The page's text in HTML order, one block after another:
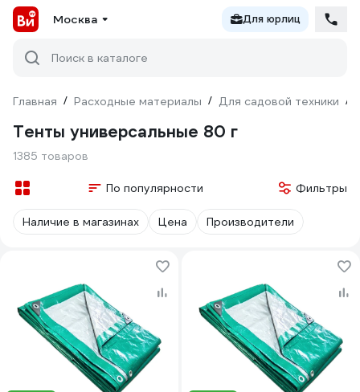
Москва Для юрлиц
Поиск в каталоге
Главная / Расходные материалы / Для садовой техники /
Тенты универсальные 80 г
1385 товаров
По популярности Фильтры
Наличие в магазинах Цена Производители